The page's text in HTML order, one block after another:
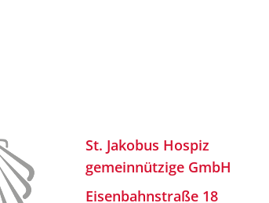
St. Jakobus Hospiz
gemeinnützige GmbH
Eisenbahnstraße 18